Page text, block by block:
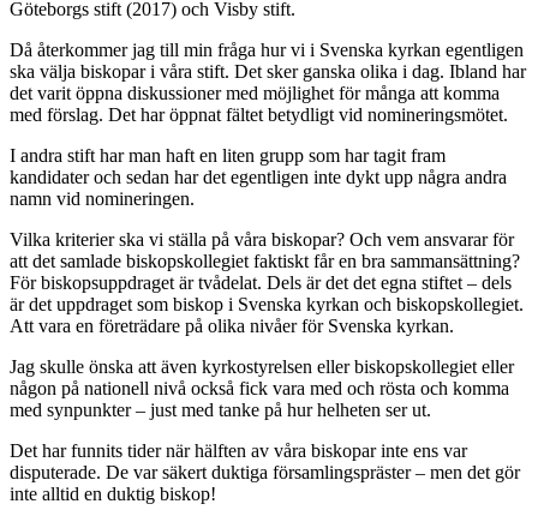
Göteborgs stift (2017) och Visby stift.
Då återkommer jag till min fråga hur vi i Svenska kyrkan egentligen
ska välja biskopar i våra stift. Det sker ganska olika i dag. Ibland har
det varit öppna diskussioner med möjlighet för många att komma
med förslag. Det har öppnat fältet betydligt vid nomineringsmötet.
I andra stift har man haft en liten grupp som har tagit fram
kandidater och sedan har det egentligen inte dykt upp några andra
namn vid nomineringen.
Vilka kriterier ska vi ställa på våra biskopar? Och vem ansvarar för
att det samlade biskopskollegiet faktiskt får en bra sammansättning?
För biskopsuppdraget är tvådelat. Dels är det det egna stiftet – dels
är det uppdraget som biskop i Svenska kyrkan och biskopskollegiet.
Att vara en företrädare på olika nivåer för Svenska kyrkan.
Jag skulle önska att även kyrkostyrelsen eller biskopskollegiet eller
någon på nationell nivå också fick vara med och rösta och komma
med synpunkter – just med tanke på hur helheten ser ut.
Det har funnits tider när hälften av våra biskopar inte ens var
disputerade. De var säkert duktiga församlingspräster – men det gör
inte alltid en duktig biskop!